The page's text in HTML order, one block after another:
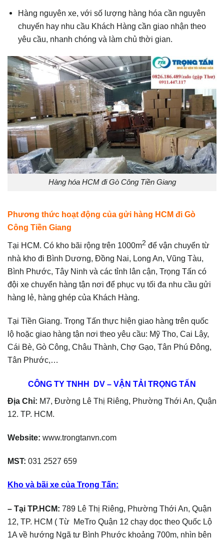
Hàng nguyên xe, với số lượng hàng hóa cần nguyên
chuyến hay nhu cầu Khách Hàng cần giao nhận theo
yêu cầu, nhanh chóng và làm chủ thời gian.
Hàng hóa HCM đi Gò Công Tiền Giang
Phương thức hoạt động của gửi hàng HCM đi Gò
Công Tiền Giang
Tại HCM. Có kho bãi rộng trên 1000m2 để vận chuyển từ
nhà kho đi Bình Dương, Đồng Nai, Long An, Vũng Tàu,
Bình Phước, Tây Ninh và các tỉnh lân cận, Trọng Tấn có
đội xe chuyển hàng tận nơi để phục vụ tối đa nhu cầu gửi
hàng lẻ, hàng ghép của Khách Hàng.
Tại Tiền Giang. Trọng Tấn thực hiện giao hàng trên quốc
lộ hoặc giao hàng tận nơi theo yêu cầu: Mỹ Tho, Cai Lậy,
Cái Bè, Gò Công, Châu Thành, Chợ Gạo, Tân Phú Đông,
Tân Phước,…
CÔNG TY TNHH DV – VẬN TẢI TRỌNG TẤN
Địa Chỉ: M7, Đường Lê Thị Riêng, Phường Thới An, Quận
12. TP. HCM.
Website: www.trongtanvn.com
MST: 031 2527 659
Kho và bãi xe của Trọng Tấn:
– Tại TP.HCM: 789 Lê Thị Riêng, Phường Thới An, Quận
12, TP. HCM ( Từ MeTro Quận 12 chạy dọc theo Quốc Lộ
1A về hướng Ngã tư Bình Phước khoảng 700m, nhìn bên